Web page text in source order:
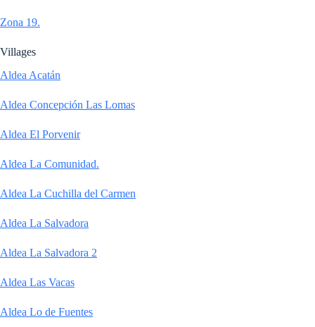
Zona 19.
Villages
Aldea Acatán
Aldea Concepción Las Lomas
Aldea El Porvenir
Aldea La Comunidad.
Aldea La Cuchilla del Carmen
Aldea La Salvadora
Aldea La Salvadora 2
Aldea Las Vacas
Aldea Lo de Fuentes